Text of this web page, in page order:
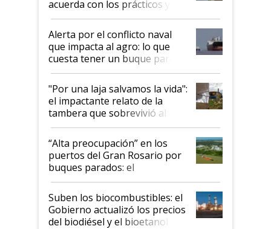
acuerda con los prácticos y
suspende el decreto de
desregulación
Alerta por el conflicto naval
que impacta al agro: lo que
cuesta tener un buque parado
y el peligro de que Argentina
pase a ser "país sucio"
"Por una laja salvamos la vida":
el impactante relato de la
tambera que sobrevivió al
tornado
“Alta preocupación” en los
puertos del Gran Rosario por
buques parados: el
funcionamiento de las
exportadoras en tensión tras
la medida de fuerza de los
prácticos
Suben los biocombustibles: el
Gobierno actualizó los precios
del biodiésel y el bioetanol